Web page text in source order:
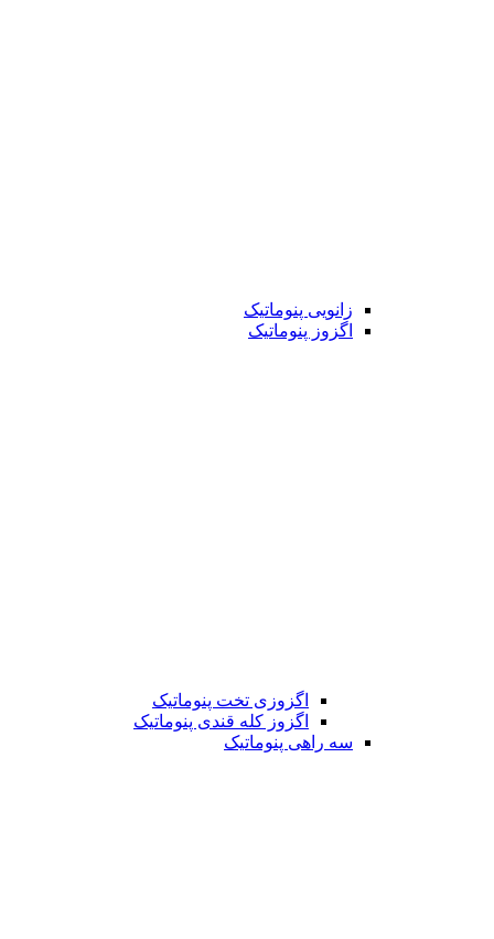
زانویی پنوماتیک
اگزوز پنوماتیک
اگزوزی تخت پنوماتیک
اگزوز کله قندی پنوماتیک
سه راهی پنوماتیک